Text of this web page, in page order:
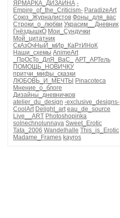
ЯРМАРКА_ДИЗАЙНА -
Empire_of_the_Criticism- ParadizeArt
Союз_Журналистов Фоны_для_вас
Строки_о_любви Украсим__Дневник
ГнёздышкО Мои_Сундучки
Мой_цитатник
СкАзОчНыЙ_мИр_КаРтИНоК
Наши_схемы AnimeArt
_ПрОсТо_ДлЯ_ВаС_
АРТ_АРТель
ПОМОЩЬ_НОВИЧКУ
притчи_мифы_сказки
ЛЮБОВЬ_И_МЕЧТЫ Pinacoteca
Мнение_о_блоге
Дизайны_дневничков
atelier_du_design -exclusive_designs-
CoolArt Delight_art eau_de_source
Live__ART Photoshopinka
solnechnolunnaya Sweet_Erotic
Tata_2006 Wandelhalle This_is_Erotic
Madame_Frames kayros